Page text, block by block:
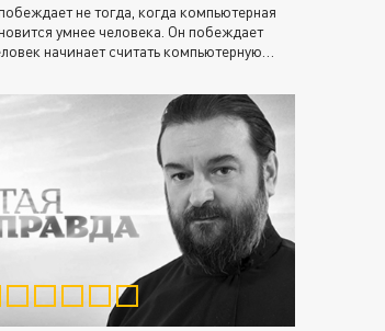
не тогда, когда компьютерная
умнее человека. Он побеждает
начинает считать компьютерную